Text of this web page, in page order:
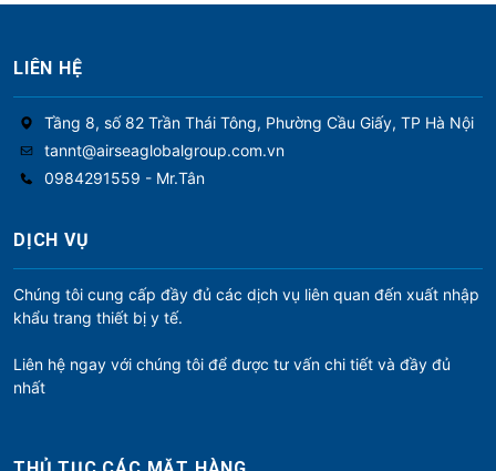
LIÊN HỆ
Tầng 8, số 82 Trần Thái Tông, Phường Cầu Giấy, TP Hà Nội
tannt@airseaglobalgroup.com.vn
0984291559 - Mr.Tân
DỊCH VỤ
Chúng tôi cung cấp đầy đủ các dịch vụ liên quan đến xuất nhập
khẩu trang thiết bị y tế.
Liên hệ ngay với chúng tôi để được tư vấn chi tiết và đầy đủ
nhất